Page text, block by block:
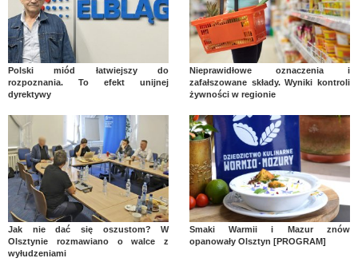
Polski miód łatwiejszy do
rozpoznania. To efekt unijnej
dyrektywy
Nieprawidłowe oznaczenia i
zafałszowane składy. Wyniki kontroli
żywności w regionie
Jak nie dać się oszustom? W
Olsztynie rozmawiano o walce z
wyłudzeniami
Smaki Warmii i Mazur znów
opanowały Olsztyn [PROGRAM]